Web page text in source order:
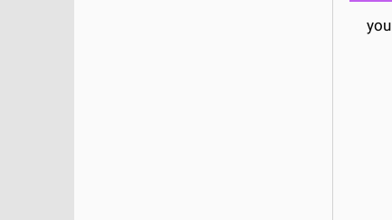
(فعل) شوخی کردن، دست انداختن (مثال اول) – فریب دادن (مثال دوم و سوم) - fool yourself خود را فریب دادن - you